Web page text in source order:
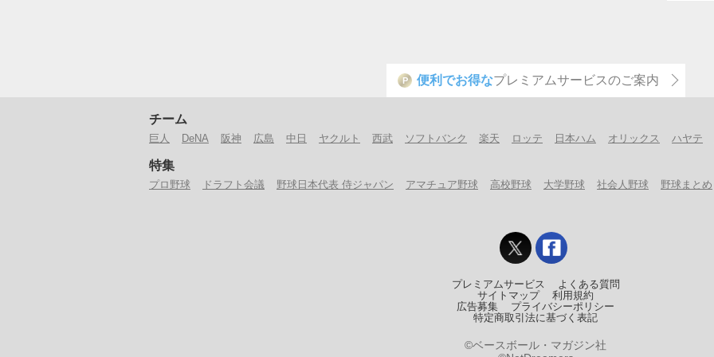
P 便利でお得なプレミアムサービスのご案内
チーム
巨人 DeNA 阪神 広島 中日 ヤクルト 西武 ソフトバンク 楽天 ロッテ 日本ハム オリックス ハヤテ
特集
プロ野球 ドラフト会議 野球日本代表 侍ジャパン アマチュア野球 高校野球 大学野球 社会人野球 野球まとめ
プレミアムサービス
よくある質問
サイトマップ
利用規約
広告募集
プライバシーポリシー
特定商取引法に基づく表記
©ベースボール・マガジン社